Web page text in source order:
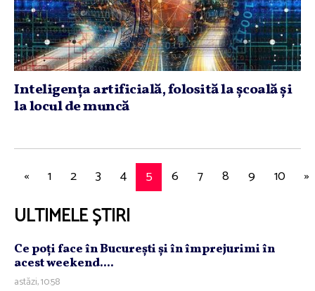
Inteligenţa artificială, folosită la şcoală şi
la locul de muncă
« 1 2 3 4 5 6 7 8 9 10 »
ULTIMELE ȘTIRI
Ce poţi face în Bucureşti şi în împrejurimi în
acest weekend....
astăzi, 10:58